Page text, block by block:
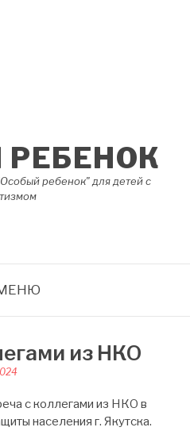
ребенок" для детей с
из НКО
с коллегами из НКО в
населения г. Якутска.